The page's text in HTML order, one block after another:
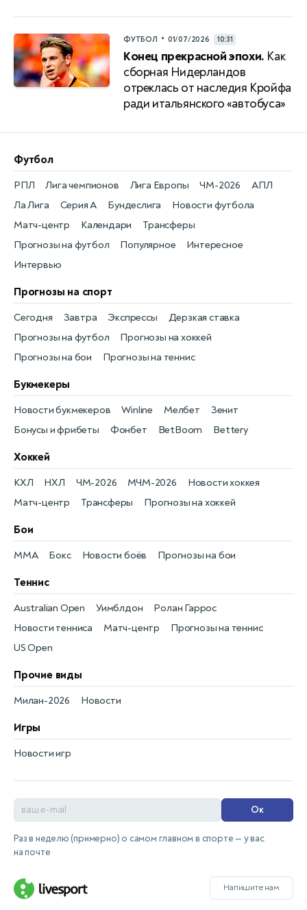
ФУТБОЛ • 01/07/2026 10:31
Конец прекрасной эпохи. Как
сборная Нидерландов
отреклась от наследия Кройфа
ради итальянского «автобуса»
Футбол
Новости футбола
РПЛ
Матч-центр
Лига чемпионов
Календари
Лига Европы
Трансферы
ЧМ-2026
Прогнозы на футбол
АПЛ
Популярное
Ла Лига
Интересное
Серия А
Интервью
Бундеслига
Прогнозы на спорт
Прогнозы на футбол
Сегодня
Прогнозы на хоккей
Завтра
Прогнозы на бои
Экспрессы
Прогнозы на теннис
Дерзкая ставка
Букмекеры
Бонусы и фрибеты
Новости букмекеров
Фонбет
Winline
BetBoom
Мелбет
Bettery
Зенит
Хоккей
Новости хоккея
КХЛ
Матч-центр
НХЛ
Трансферы
ЧМ-2026
Прогнозы на хоккей
МЧМ-2026
Бои
Новости боёв
MMA Прогнозы на бои
Бокс
Теннис
Новости тенниса
Australian Open
Матч-центр
Уимблдон
Прогнозы на теннис
Ролан Гаррос
US Open
Прочие виды
Новости
Милан-2026
Игры
Новости игр
Ок
Раз в неделю (примерно) о самом главном в спорте — у вас
на почте
Напишите нам